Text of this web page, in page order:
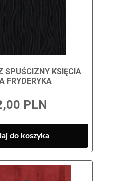
SPUŚCIZNY KSIĘCIA
FRYDERYKA
PLN
do koszyka